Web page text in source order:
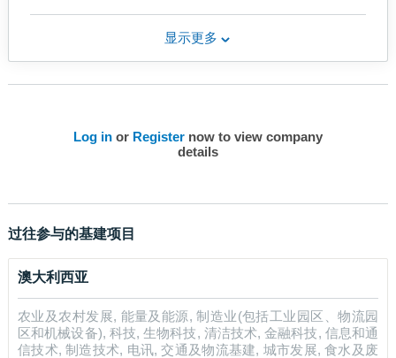
显示更多
Log in or Register now to view company
details
过往参与的基建项目
澳大利西亚
农业及农村发展, 能量及能源, 制造业(包括工业园区、物流园
区和机械设备), 科技, 生物科技, 清洁技术, 金融科技, 信息和通
信技术, 制造技术, 电讯, 交通及物流基建, 城市发展, 食水及废